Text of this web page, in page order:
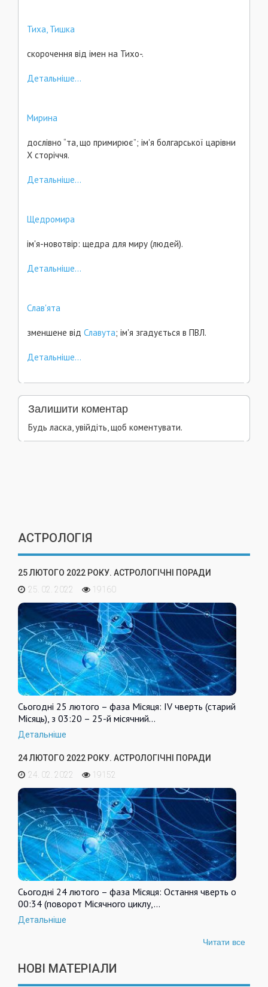
Тиха, Тишка
скорочення від імен на Тихо-.
Детальніше...
Мирина
дослівно “та, що примирює”; ім'я болгарської царівни
Х сторіччя.
Детальніше...
Щедромира
ім'я-новотвір: щедра для миру (людей).
Детальніше...
Слав'ята
зменшене від Славута; ім'я згадується в ПВЛ.
Детальніше...
Залишити коментар
Будь ласка, увійдіть, щоб коментувати.
АСТРОЛОГІЯ
25 ЛЮТОГО 2022 РОКУ. АСТРОЛОГІЧНІ ПОРАДИ
25. 02. 2022
19160
Сьогодні 25 лютого – фаза Місяця: IV чверть (старий
Місяць), з 03:20 – 25-й місячний…
Детальніше
24 ЛЮТОГО 2022 РОКУ. АСТРОЛОГІЧНІ ПОРАДИ
24. 02. 2022
19152
Сьогодні 24 лютого – фаза Місяця: Остання чверть о
00:34 (поворот Місячного циклу,…
Детальніше
Читати все
НОВІ МАТЕРІАЛИ